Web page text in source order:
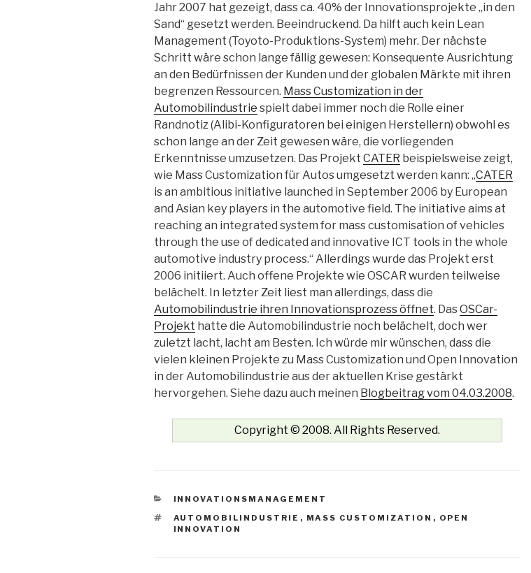
Jahr 2007 hat gezeigt, dass ca. 40% der Innovationsprojekte „in den
Sand“ gesetzt werden. Beeindruckend. Da hilft auch kein Lean
Management (Toyoto-Produktions-System) mehr. Der nächste
Schritt wäre schon lange fällig gewesen: Konsequente Ausrichtung
an den Bedürfnissen der Kunden und der globalen Märkte mit ihren
begrenzen Ressourcen. Mass Customization in der
Automobilindustrie spielt dabei immer noch die Rolle einer
Randnotiz (Alibi-Konfiguratoren bei einigen Herstellern) obwohl es
schon lange an der Zeit gewesen wäre, die vorliegenden
Erkenntnisse umzusetzen. Das Projekt CATER beispielsweise zeigt,
wie Mass Customization für Autos umgesetzt werden kann: „CATER
is an ambitious initiative launched in September 2006 by European
and Asian key players in the automotive field. The initiative aims at
reaching an integrated system for mass customisation of vehicles
through the use of dedicated and innovative ICT tools in the whole
automotive industry process.“ Allerdings wurde das Projekt erst
2006 initiiert. Auch offene Projekte wie OSCAR wurden teilweise
belächelt. In letzter Zeit liest man allerdings, dass die
Automobilindustrie ihren Innovationsprozess öffnet. DasOSCar-
Projekt hatte die Automobilindustrie noch belächelt, doch wer
zuletzt lacht, lacht am Besten. Ich würde mir wünschen, dass die
vielen kleinen Projekte zu Mass Customization und Open Innovation
in der Automobilindustrie aus der aktuellen Krise gestärkt
hervorgehen. Siehe dazu auch meinen Blogbeitrag vom 04.03.2008.
Copyright © 2008. All Rights Reserved.
KATEGORIEN
INNOVATIONSMANAGEMENT
SCHLAGWÖRTER
AUTOMOBILINDUSTRIE , MASS CUSTOMIZATION , OPEN
INNOVATION